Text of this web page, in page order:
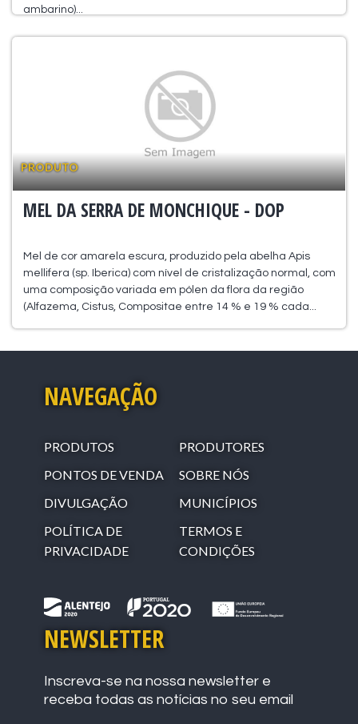
ambarino)...
PRODUTO
MEL DA SERRA DE MONCHIQUE - DOP
Mel de cor amarela escura, produzido pela abelha Apis
mellifera (sp. Iberica) com nível de cristalização normal, com
uma composição variada em pólen da flora da região
(Alfazema, Cistus, Compositae entre 14 % e 19 % cada...
NAVEGAÇÃO
PRODUTOS
PRODUTORES
PONTOS DE VENDA
SOBRE NÓS
DIVULGAÇÃO
MUNICÍPIOS
POLÍTICA DE
PRIVACIDADE
TERMOS E
CONDIÇÕES
NEWSLETTER
Inscreva-se na nossa newsletter e
receba todas as notícias no seu email